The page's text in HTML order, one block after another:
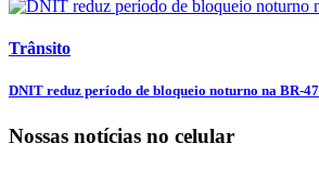
Trânsito
DNIT reduz período de bloqueio noturno na BR-
Nossas notícias no celular